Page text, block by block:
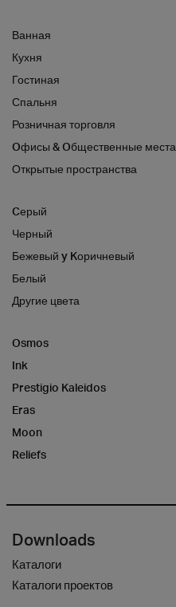
Ванная
Кухня
Гостиная
Спальня
Розничная торговля
Oфисы & Oбщественные места
Открытые пространства
Cерый
Черный
Бежевый y Kоричневый
Белый
Другие цвета
Osmos
Ink
Prestigio Kaleidos
Eras
Moon
Reliefs
Downloads
Каталоги
Каталоги проектов